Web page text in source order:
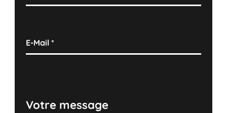
E-Mail*
Votre message